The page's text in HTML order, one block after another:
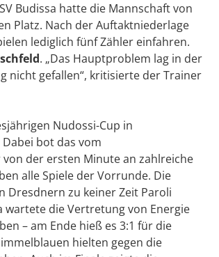
Budissa hatte die Mannschaft von
Platz. Nach der Auftaktniederlage
lediglich fünf Zähler einfahren.
. „Das Hauptproblem lag in der
nicht gefallen“, kritisierte der Trainer
Nudossi-Cup in
bot das vom
der ersten Minute an zahlreiche
alle Spiele der Vorrunde. Die
Dresdnern zu keiner Zeit Paroli
wartete die Vertretung von Energie
– am Ende hieß es 3:1 für die
hielten gegen die